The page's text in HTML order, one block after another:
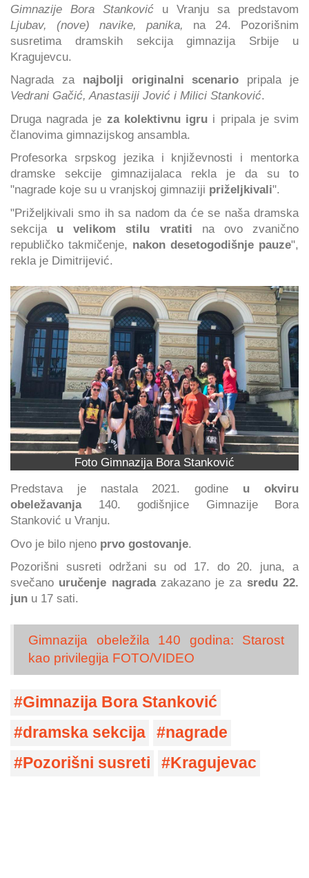
Gimnazije Bora Stanković u Vranju sa predstavom
Ljubav, (nove) navike, panika,
na 24. Pozorišnim
susretima dramskih sekcija gimnazija Srbije u
Kragujevcu.
Nagrada za najbolji originalni scenario pripala je
Vedrani Gačić, Anastasiji Jović i Milici Stanković.
Druga nagrada je za kolektivnu igru i pripala je svim
članovima gimnazijskog ansambla.
Profesorka srpskog jezika i književnosti i mentorka
dramske sekcije gimnazijalaca rekla je da su to
"nagrade koje su u vranjskoj gimnaziji priželjkivali".
"Priželjkivali smo ih sa nadom da će se naša dramska
sekcija u velikom stilu vratiti na ovo zvanično
republičko takmičenje, nakon desetogodišnje pauze",
rekla je Dimitrijević.
Foto Gimnazija Bora Stanković
Predstava je nastala 2021. godine u okviru
obeležavanja140. godišnjice Gimnazije Bora
Stanković u Vranju.
Ovo je bilo njeno prvo gostovanje.
Pozorišni susreti održani su od 17. do 20. juna, a
svečano uručenje nagradazakazano je za sredu 22.
jun u 17 sati.
Gimnazija obeležila 140 godina: Starost
kao privilegija FOTO/VIDEO
Gimnazija Bora Stanković
dramska sekcija
nagrade
Pozorišni susreti
Kragujevac